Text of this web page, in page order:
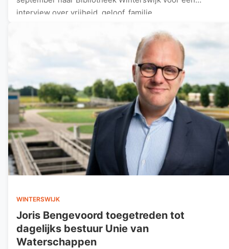
interview over vrijheid, geloof, familie…
WINTERSWIJK
Joris Bengevoord toegetreden tot
dagelijks bestuur Unie van
Waterschappen